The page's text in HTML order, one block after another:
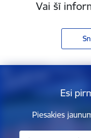
Vai šī
Esi
Piesakies